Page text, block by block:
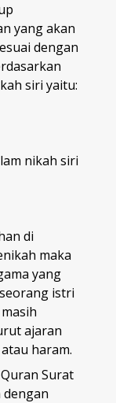
yang akan
dengan
siri yaitu:
nikah siri
di
maka
yang
istri
ajaran
haram.
Surat
dengan